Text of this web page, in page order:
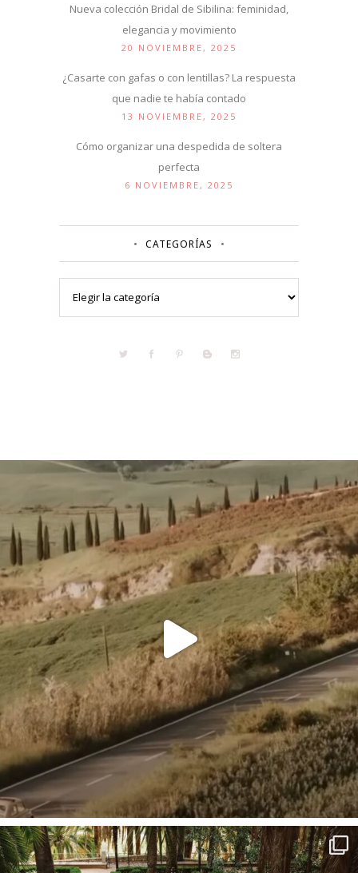
Nueva colección Bridal de Sibilina: feminidad,
elegancia y movimiento
20 NOVIEMBRE, 2025
¿Casarte con gafas o con lentillas? La respuesta
que nadie te había contado
13 NOVIEMBRE, 2025
Cómo organizar una despedida de soltera
perfecta
6 NOVIEMBRE, 2025
CATEGORÍAS